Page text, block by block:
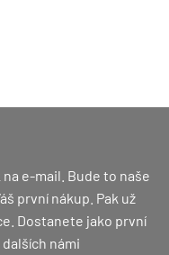
e-mail. Bude to naše
první nákup. Pak už
Dostanete jako první
námi